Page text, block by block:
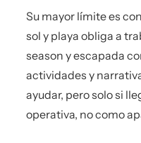
Su mayor límite es
sol y playa obliga a
season y escapada
actividades y
ayudar, pero solo si
operativa, no como